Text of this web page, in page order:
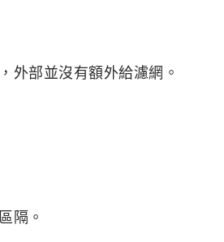
外部並沒有額外給濾網。
隔。